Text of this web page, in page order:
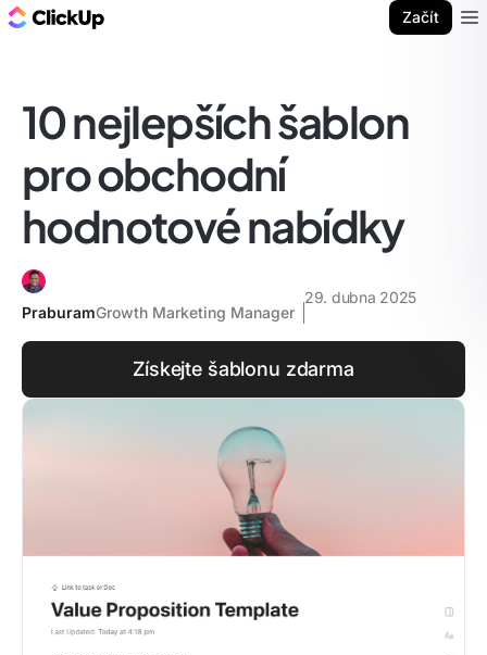
Začít
10 nejlepších šablon
pro obchodní
hodnotové nabídky
PraburamGrowth Marketing Manager
29. dubna 2025
Získejte šablonu zdarma